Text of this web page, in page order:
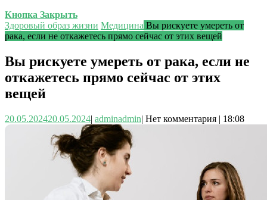
Кнопка Закрыть
Здоровый образ жизни Медицина Вы рискуете умереть от
рака, если не откажетесь прямо сейчас от этих вещей
Вы рискуете умереть от рака, если не
откажетесь прямо сейчас от этих
вещей
20.05.202420.05.2024| adminadmin| Нет комментария | 18:08